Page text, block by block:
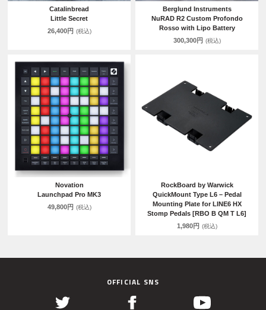
Catalinbread
Little Secret
26,400円 (税込)
Berglund Instruments
NuRAD R2 Custom Profondo
Rosso with Lipo Battery
300,300円 (税込)
Novation
Launchpad Pro MK3
49,800円 (税込)
RockBoard by Warwick
QuickMount Type L6 – Pedal
Mounting Plate for LINE6 HX
Stomp Pedals [RBO B QM T L6]
1,980円 (税込)
OFFICIAL SNS